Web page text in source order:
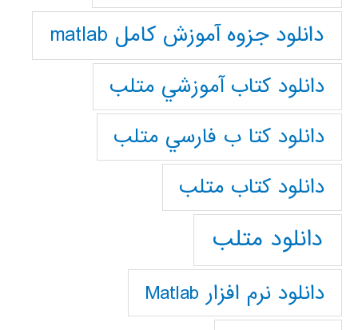
دانلود جزوه آموزش کامل matlab
دانلود كتاب آموزشي متلب
دانلود كتا ب فارسي متلب
دانلود كتاب متلب
دانلود متلب
دانلود نرم افزار Matlab